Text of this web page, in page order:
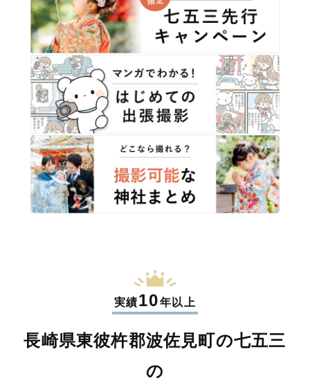
実績10年以上
長崎県東彼杵郡波佐見町の七五三
の